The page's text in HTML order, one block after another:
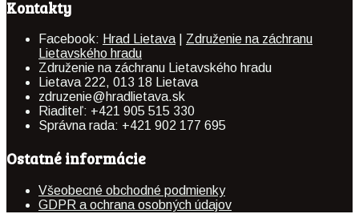
Kontakty
Facebook: Hrad Lietava| Združenie na záchranu
Lietavského hradu
Združenie na záchranu Lietavského hradu
Lietava 222, 013 18 Lietava
zdruzenie@hradlietava.sk
Riaditeľ: +421 905 515 330
Správna rada: +421 902 177 695
Ostatné informácie
Všeobecné obchodné podmienky
GDPR a ochrana osobných údajov